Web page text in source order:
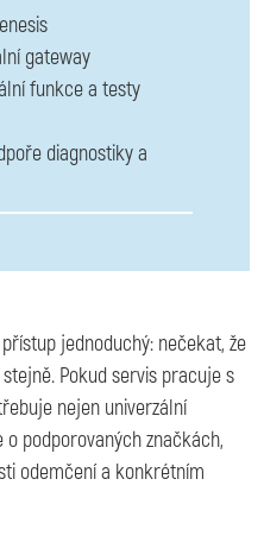
gateway
funkce a testy
diagnostiky a
jednoduchý: nečekat, že
Pokud servis pracuje s
nejen univerzální
podporovaných značkách,
odemčení a konkrétním